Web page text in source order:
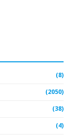
(8)
(2050)
(38)
(4)